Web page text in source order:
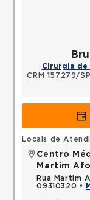
Cirurgia de
CRM 157279/SP
Locais de
Centro
Martim
Rua Martim
09310320 •